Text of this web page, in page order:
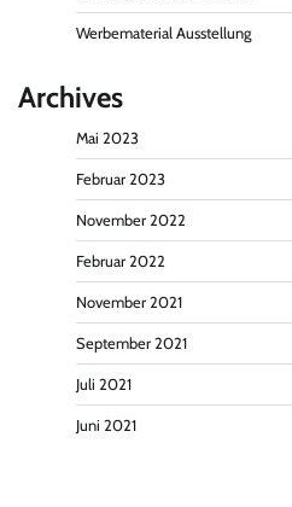
Werbematerial Ausstellung
Archives
Mai 2023
Februar 2023
November 2022
Februar 2022
November 2021
September 2021
Juli 2021
Juni 2021